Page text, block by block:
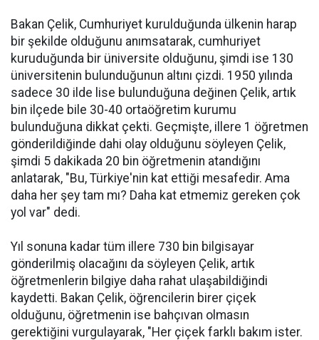
Bakan Çelik, Cumhuriyet kurulduğunda ülkenin harap
bir şekilde olduğunu anımsatarak, cumhuriyet
kuruduğunda bir üniversite olduğunu, şimdi ise 130
üniversitenin bulunduğunun altını çizdi. 1950 yılında
sadece 30 ilde lise bulunduğuna değinen Çelik, artık
bin ilçede bile 30-40 ortaöğretim kurumu
bulunduğuna dikkat çekti. Geçmişte, illere 1 öğretmen
gönderildiğinde dahi olay olduğunu söyleyen Çelik,
şimdi 5 dakikada 20 bin öğretmenin atandığını
anlatarak, "Bu, Türkiye'nin kat ettiği mesafedir. Ama
daha her şey tam mı? Daha kat etmemiz gereken çok
yol var" dedi.
Yıl sonuna kadar tüm illere 730 bin bilgisayar
gönderilmiş olacağını da söyleyen Çelik, artık
öğretmenlerin bilgiye daha rahat ulaşabildiğindi
kaydetti. Bakan Çelik, öğrencilerin birer çiçek
olduğunu, öğretmenin ise bahçıvan olmasın
gerektiğini vurgulayarak, "Her çiçek farklı bakım ister.